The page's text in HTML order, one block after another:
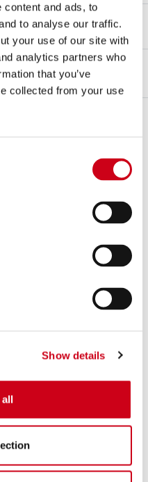
content and ads, to
to analyse our traffic.
your use of our site with
analytics partners who
that you’ve
collected from your use
Show details
mit einer matten
-Palette auszeichnet.
Form sowie der Auswahl
ein
Rennversion, genannt "Oval